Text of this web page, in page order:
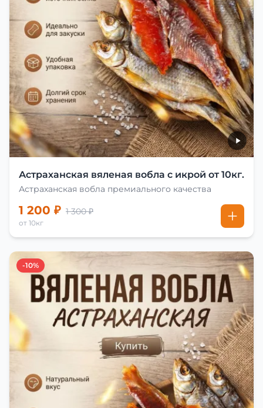
Астраханская вяленая вобла с икрой от 10кг.
Астраханская вобла премиального качества
1 200 ₽ 1 300 ₽
от 10кг
-10%